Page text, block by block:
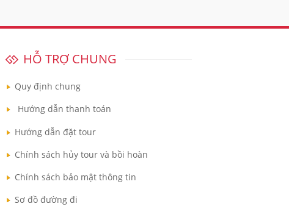
HỖ TRỢ CHUNG
Quy định chung
Hướng dẫn thanh toán
Hướng dẫn đặt tour
Chính sách hủy tour và bồi hoàn
Chính sách bảo mật thông tin
Sơ đồ đường đi